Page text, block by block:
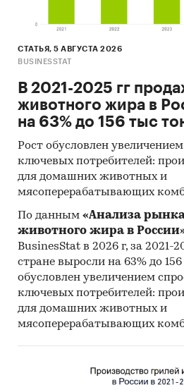
СТАТЬЯ, 5 АВГУСТА 2026
BUSINESSTAT
В 2021-2025 гг
животного жира в
на 63% до 156 тыс
Рост обусловлен
ключевых потребителей:
для домашних животных и
мясоперерабатывающих
По данным «Анализа
животного жира в
BusinesStat в 2026 г, за 2021-
стране выросли на 63% до
обусловлен увеличением
ключевых потребителей:
для домашних животных и
мясоперерабатывающих